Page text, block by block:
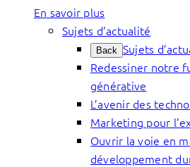
En savoir plus
Sujets d’actualité
Back Sujets
Redessiner notre
générative
L’avenir des
Marketing pour
Ouvrir la voie en
développement